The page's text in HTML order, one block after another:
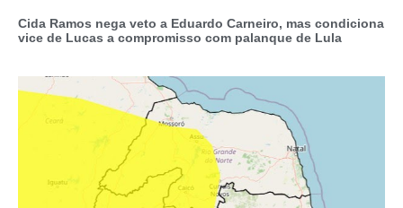
Cida Ramos nega veto a Eduardo Carneiro, mas condiciona
vice de Lucas a compromisso com palanque de Lula